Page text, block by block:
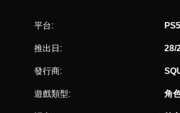
平台: PS5
推出日: 28/
發行商:
遊戲類型: 角